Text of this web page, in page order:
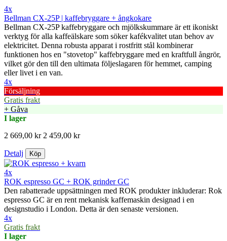
4x
Bellman CX-25P | kaffebryggare + ångkokare
Bellman CX-25P kaffebryggare och mjölkskummare är ett ikoniskt
verktyg för alla kaffeälskare som söker kafékvalitet utan behov av
elektricitet. Denna robusta apparat i rostfritt stål kombinerar
funktionen hos en "stovetop" kaffebryggare med en kraftfull ångrör,
vilket gör den till den ultimata följeslagaren för hemmet, camping
eller livet i en van.
4x
Försäljning
Gratis frakt
+ Gåva
I lager
2 669,00 kr 2 459,00 kr
Detalj Köp
4x
ROK espresso GC + ROK grinder GC
Den rabatterade uppsättningen med ROK produkter inkluderar: Rok
espresso GC är en rent mekanisk kaffemaskin designad i en
designstudio i London. Detta är den senaste versionen.
4x
Gratis frakt
I lager